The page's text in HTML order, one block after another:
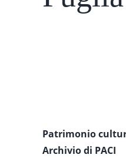
Patrimonio
Archivio di PACI